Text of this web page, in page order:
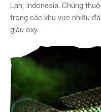
Lan, Indonesia. Chúng
trong các khu vực nhiều
giàu oxy.